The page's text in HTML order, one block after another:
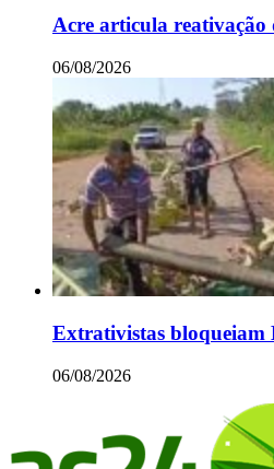
Acre articula reativação
06/08/2026
Extrativistas bloqueiam
06/08/2026